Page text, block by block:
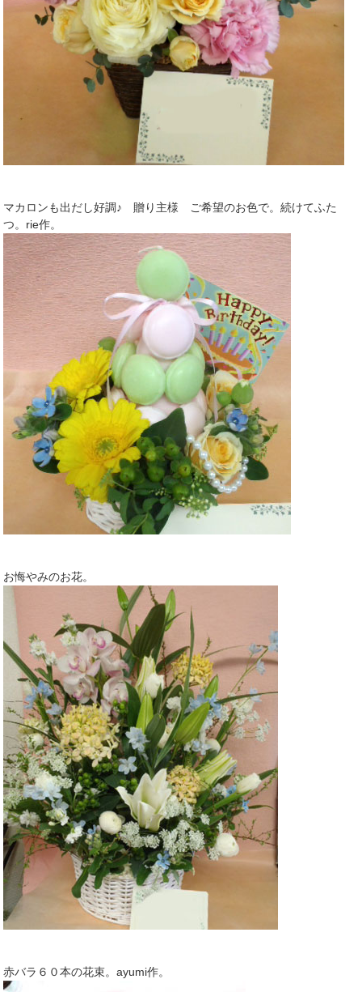
マカロンも出だし好調♪ 贈り主様 ご希望のお色で。続けてふた
つ。rie作。
お悔やみのお花。
赤バラ６０本の花束。ayumi作。